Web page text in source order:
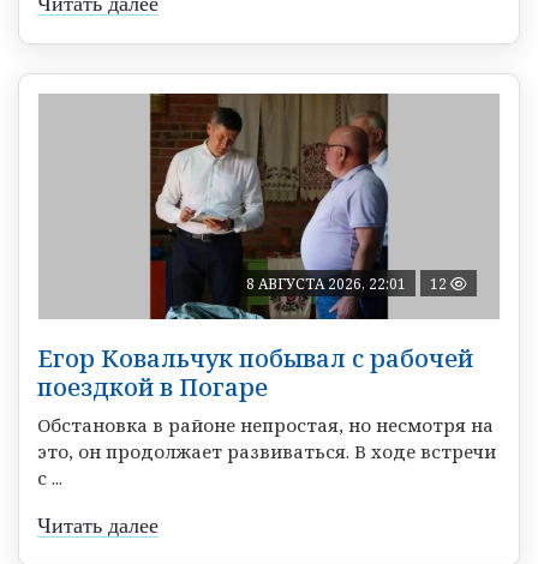
8 АВГУСТА 2026, 22:01 12
Егор Ковальчук побывал с рабочей
поездкой в Погаре
Обстановка в районе непростая, но несмотря на
это, он продолжает развиваться. В ходе встречи
с ...
Читать далее